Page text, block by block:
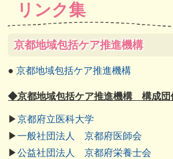
リンク集
京都地域包括ケア推進機構
●京都地域包括ケア推進機構
◆京都地域包括ケア推進機構 構成団
▶京都府立医科大学
▶一般社団法人 京都府医師会
▶公益社団法人 京都府栄養士会